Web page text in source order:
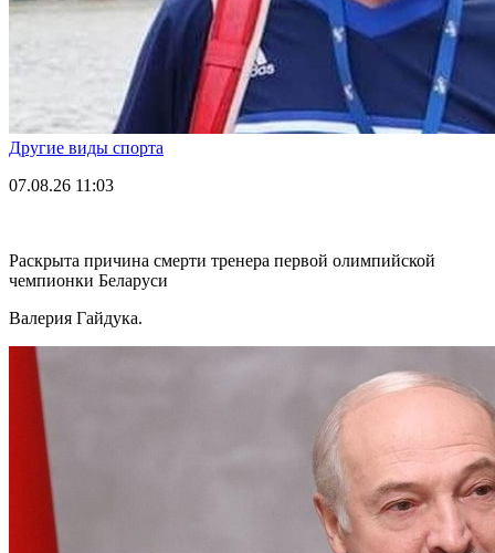
Другие виды спорта
07.08.26 11:03
Раскрыта причина смерти тренера первой олимпийской
чемпионки Беларуси
Валерия Гайдука.